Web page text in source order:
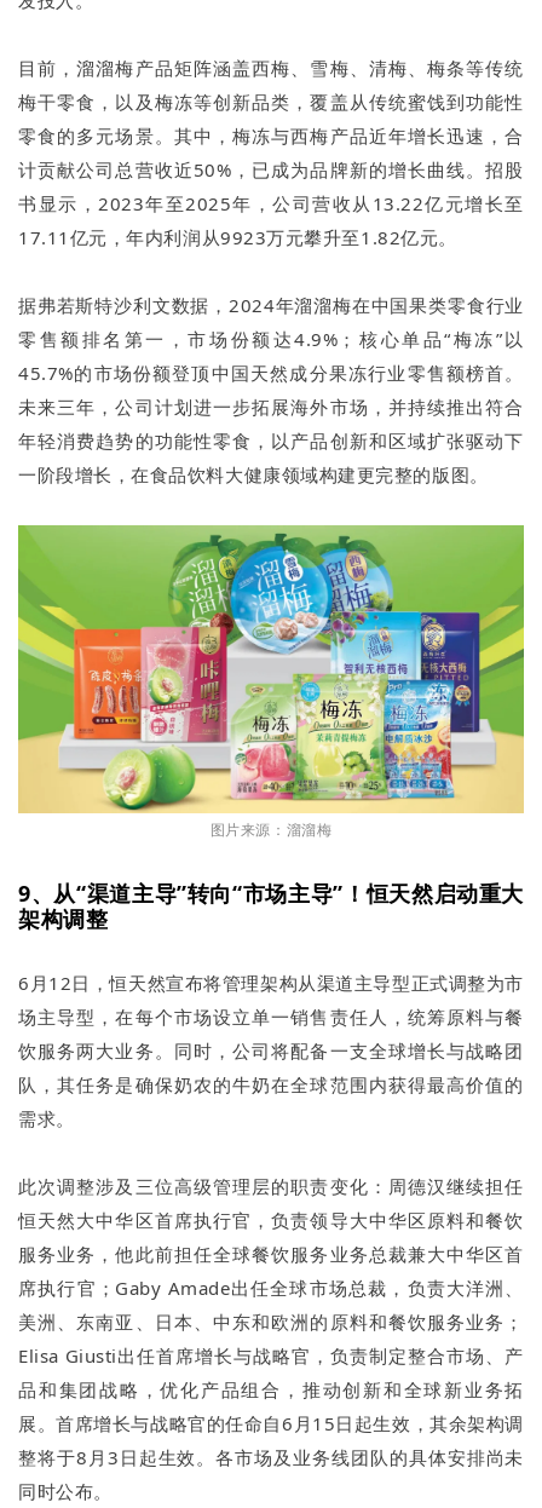
目前，溜溜梅产品矩阵涵盖西梅、雪梅、清梅、梅条等传统
梅干零食，以及梅冻等创新品类，覆盖从传统蜜饯到功能性
零食的多元场景。其中，梅冻与西梅产品近年增长迅速，合
计贡献公司总营收近50%，已成为品牌新的增长曲线。招股
书显示，2023年至2025年，公司营收从13.22亿元增长至
17.11亿元，年内利润从9923万元攀升至1.82亿元。
据弗若斯特沙利文数据，2024年溜溜梅在中国果类零食行业
零售额排名第一，市场份额达4.9%；核心单品“梅冻”以
45.7%的市场份额登顶中国天然成分果冻行业零售额榜首。
未来三年，公司计划进一步拓展海外市场，并持续推出符合
年轻消费趋势的功能性零食，以产品创新和区域扩张驱动下
一阶段增长，在食品饮料大健康领域构建更完整的版图。
图片来源：溜溜梅
9、从“渠道主导”转向“市场主导”！恒天然启动重大
架构调整
6月12日，恒天然宣布将管理架构从渠道主导型正式调整为市
场主导型，在每个市场设立单一销售责任人，统筹原料与餐
饮服务两大业务。同时，公司将配备一支全球增长与战略团
队，其任务是确保奶农的牛奶在全球范围内获得最高价值的
需求。
此次调整涉及三位高级管理层的职责变化：周德汉继续担任
恒天然大中华区首席执行官，负责领导大中华区原料和餐饮
服务业务，他此前担任全球餐饮服务业务总裁兼大中华区首
席执行官；Gaby Amade出任全球市场总裁，负责大洋洲、
美洲、东南亚、日本、中东和欧洲的原料和餐饮服务业务；
Elisa Giusti出任首席增长与战略官，负责制定整合市场、产
品和集团战略，优化产品组合，推动创新和全球新业务拓
展。首席增长与战略官的任命自6月15日起生效，其余架构调
整将于8月3日起生效。各市场及业务线团队的具体安排尚未
同时公布。